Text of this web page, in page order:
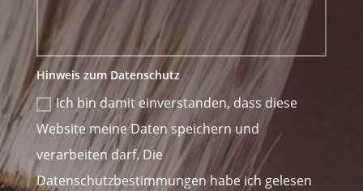
Hinweis zum Datenschutz
Ich bin damit einverstanden, dass diese
Website meine Daten speichern und
verarbeiten darf. Die
Datenschutzbestimmungen habe ich gelesen